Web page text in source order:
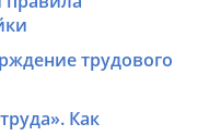
трудового
Как